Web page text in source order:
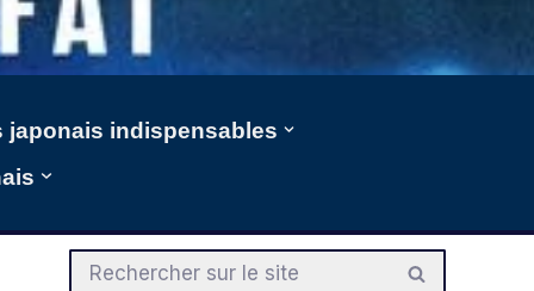
japonais indispensables